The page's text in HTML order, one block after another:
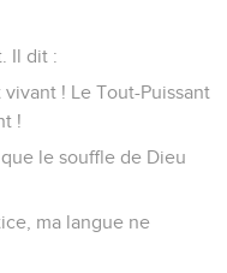
Il dit :
! Le Tout-Puissant
!
le souffle de Dieu
ma langue ne